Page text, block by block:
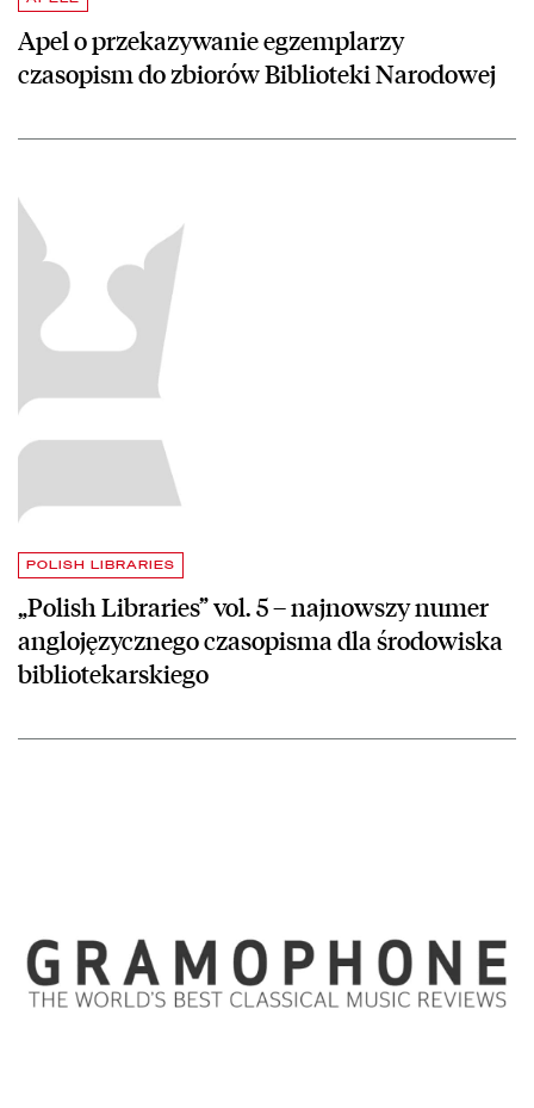
Apel o przekazywanie egzemplarzy
czasopism do zbiorów Biblioteki Narodowej
POLISH LIBRARIES
„Polish Libraries” vol. 5 – najnowszy numer
anglojęzycznego czasopisma dla środowiska
bibliotekarskiego
czytaj więcej o „Polish Libraries” vol. 5 – najnowszy numer